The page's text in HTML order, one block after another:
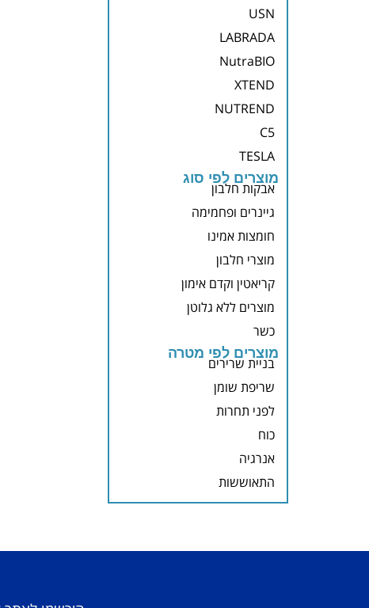
USN
LABRADA
NutraBIO
XTEND
NUTREND
C5
TESLA
מוצרים לפי סוג
אבקות חלבון
גיינרים ופחמימה
חומצות אמינו
מוצרי חלבון
קריאטין וקדם אימון
מוצרים ללא גלוטן
כשר
מוצרים לפי מטרה
בניית שרירים
שריפת שומן
לפני תחרות
כוח
אנרגיה
התאוששות